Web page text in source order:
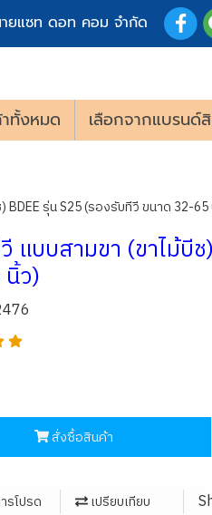
ยแซท ดอท คอม จำกัด
ทั้งหมด เลือกจากแบรนด์
BDEE รุ่น S25 (รองรับทีวี ขนาด 32-
แบบสามขา (ขาไม้บี
ว)
สั่งซื้อสินค้า
รโปรด เปรียบเทียบ